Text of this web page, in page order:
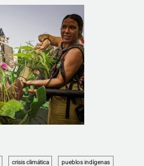
crisis climática pueblos indígenas